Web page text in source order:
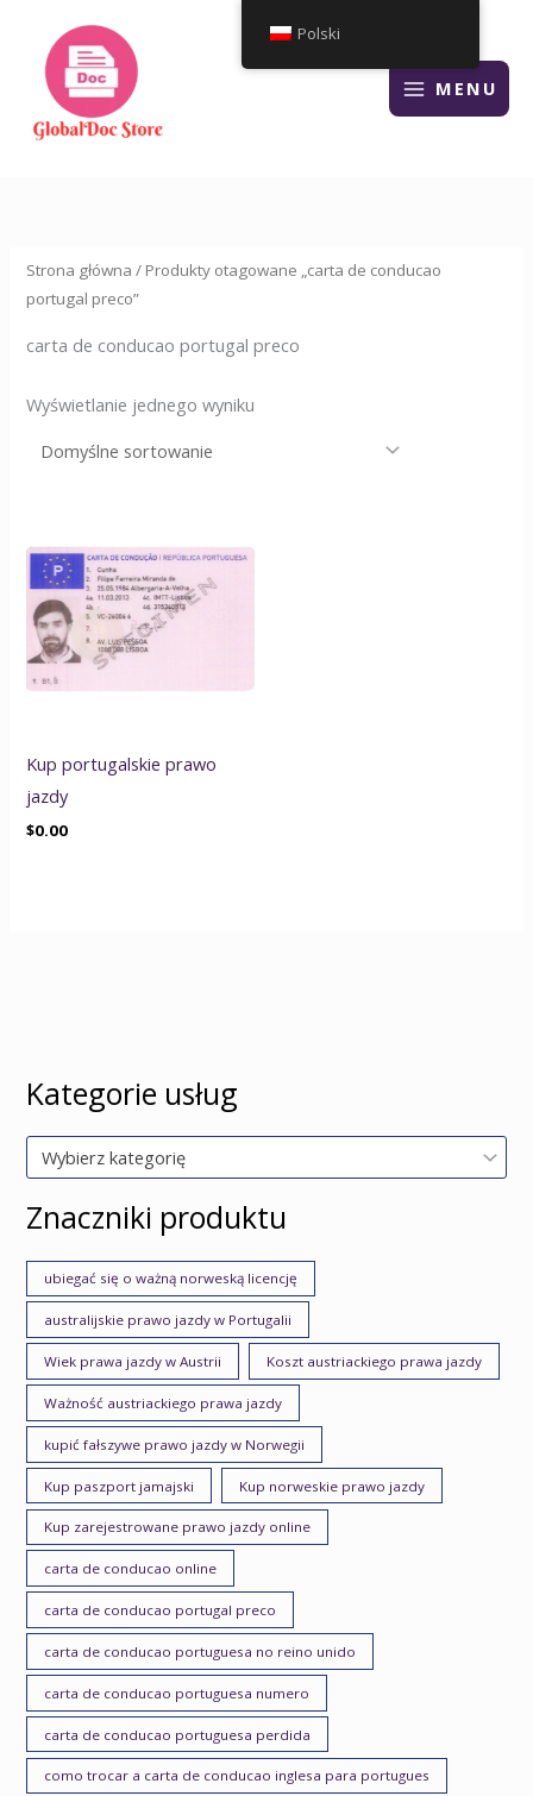
MENU
Strona główna / Produkty otagowane „carta de conducao
portugal preco”
carta de conducao portugal preco
Wyświetlanie jednego wyniku
Kup portugalskie prawo
jazdy
$0.00
Kategorie usług
Wybierz kategorię
Znaczniki produktu
ubiegać się o ważną norweską licencję
australijskie prawo jazdy w Portugalii
Wiek prawa jazdy w Austrii Koszt austriackiego prawa jazdy
Ważność austriackiego prawa jazdy
kupić fałszywe prawo jazdy w Norwegii
Kup paszport jamajski Kup norweskie prawo jazdy
Kup zarejestrowane prawo jazdy online
carta de conducao online
carta de conducao portugal preco
carta de conducao portuguesa no reino unido
carta de conducao portuguesa numero
carta de conducao portuguesa perdida
como trocar a carta de conducao inglesa para portugues
Polski